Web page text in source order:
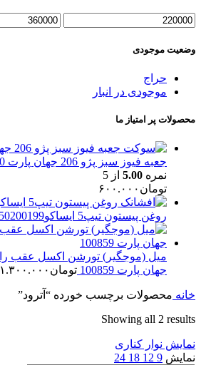
حداقل
حداكثر
وضعیت موجودی
حراج
موجودی در انبار
محصولات پر امتیاز ما
جعبه فیوز سبز پژو 206 جهان پارت 120840
نمره 5.00 از 5
تومان ۶۰۰.۰۰۰
روغن پیستون تیپ5 ایساکو0550200199
جهان پارت 100859
تومان ۱.۳۰۰.۰۰۰
خانه محصولات برچسب خورده “آترود”
Showing all 2 results
نمایش نوار کناری
نمایش 9
12
18
24